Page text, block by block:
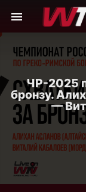
ЧР-2025
бронзу.
—